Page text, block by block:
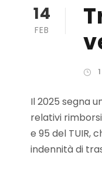
14
FEB
Il 2025 segna
relativi
e 95 del TUIR,
indennità di